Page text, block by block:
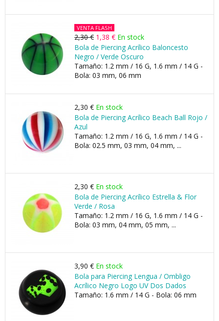
VENTA FLASH
2,30 € 1,38 € En stock
Bola de Piercing Acrílico Baloncesto
Negro / Verde Oscuro
Tamaño: 1.2 mm / 16 G, 1.6 mm / 14 G -
Bola: 03 mm, 06 mm
2,30 € En stock
Bola de Piercing Acrílico Beach Ball Rojo /
Azul
Tamaño: 1.2 mm / 16 G, 1.6 mm / 14 G -
Bola: 02.5 mm, 03 mm, 04 mm, ...
2,30 € En stock
Bola de Piercing Acrílico Estrella & Flor
Verde / Rosa
Tamaño: 1.2 mm / 16 G, 1.6 mm / 14 G -
Bola: 03 mm, 04 mm, 05 mm, ...
3,90 € En stock
Bola para Piercing Lengua / Ombligo
Acrílico Negro Logo UV Dos Dados
Tamaño: 1.6 mm / 14 G - Bola: 06 mm